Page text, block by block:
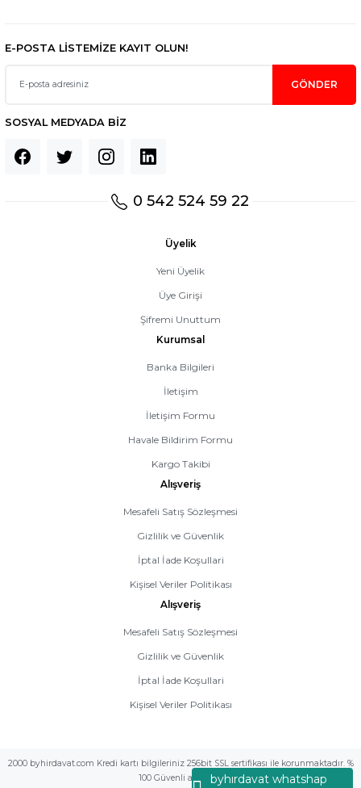
byhırdavat whatshap
E-POSTA LİSTEMİZE KAYIT OLUN!
GÖNDER
SOSYAL MEDYADA BİZ
0 542 524 59 22
Üyelik
Yeni Üyelik
Üye Girişi
Şifremi Unuttum
Kurumsal
Banka Bilgileri
İletişim
İletişim Formu
Havale Bildirim Formu
Kargo Takibi
Alışveriş
Mesafeli Satış Sözleşmesi
Gizlilik ve Güvenlik
İptal İade Koşullari
Kişisel Veriler Politikası
Alışveriş
Mesafeli Satış Sözleşmesi
Gizlilik ve Güvenlik
İptal İade Koşullari
Kişisel Veriler Politikası
2000 byhirdavat.com Kredi kartı bilgileriniz 256bit SSL sertifikası ile korunmaktadır. %
100 Güvenli alış veriş